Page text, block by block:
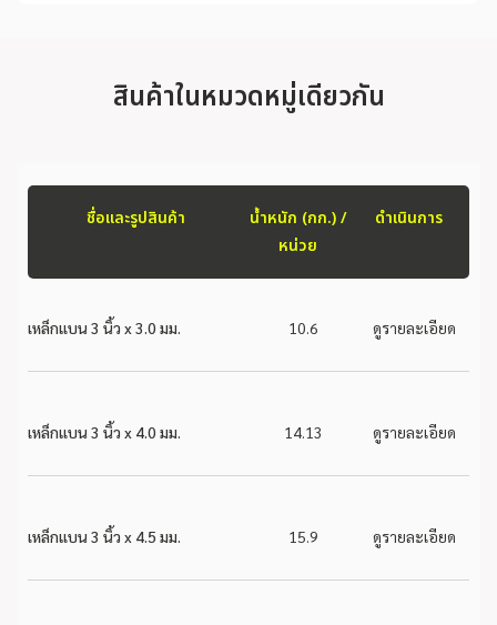
สินค้าในหมวดหมู่เดียวกัน
ชื่อและรูปสินค้า
น้ำหนัก (กก.) /
หน่วย
ดำเนินการ
เหล็กแบน 3 นิ้ว x 3.0 มม. 10.6 ดูรายละเอียด
เหล็กแบน 3 นิ้ว x 4.0 มม. 14.13 ดูรายละเอียด
เหล็กแบน 3 นิ้ว x 4.5 มม. 15.9 ดูรายละเอียด